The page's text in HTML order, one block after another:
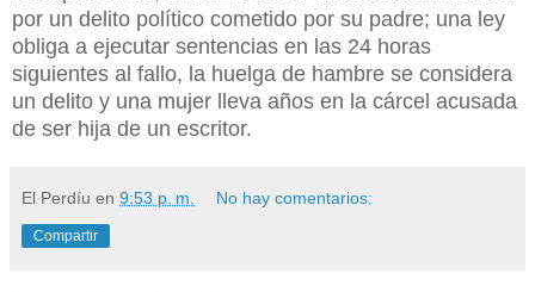
por un delito político cometido por su padre; una ley
obliga a ejecutar sentencias en las 24 horas
siguientes al fallo, la huelga de hambre se considera
un delito y una mujer lleva años en la cárcel acusada
de ser hija de un escritor.
El Perdíu en 9:53 p. m. No hay comentarios:
Compartir